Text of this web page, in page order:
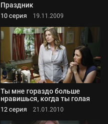
Праздник
10 серия 19.11.2009
Ты мне гораздо больше
нравишься, когда ты голая
12 серия 21.01.2010